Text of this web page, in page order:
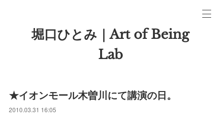
堀口ひとみ｜Art of Being
Lab
★イオンモール木曽川にて講演の日。
2010.03.31 16:05